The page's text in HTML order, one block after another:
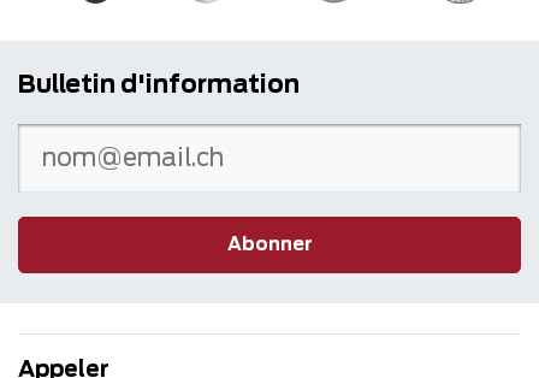
Bulletin d'information
Abonner
Appeler